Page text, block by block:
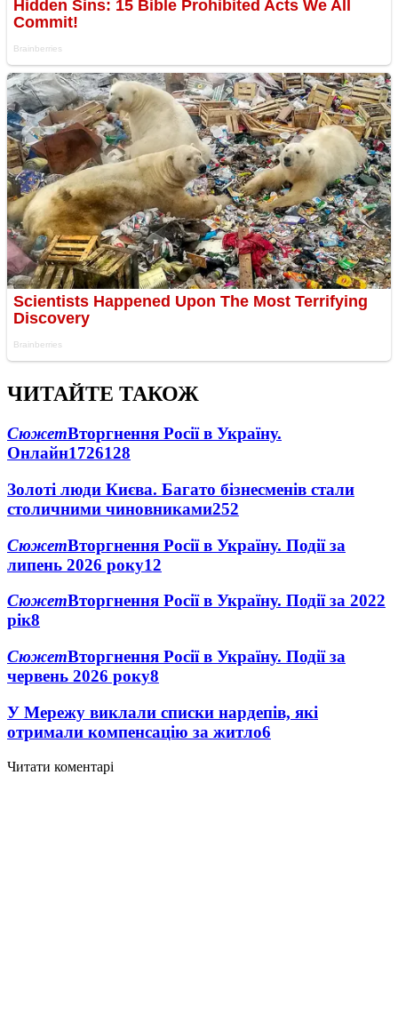
ЧИТАЙТЕ ТАКОЖ
СюжетВторгнення Росії в Україну.
Онлайн1726128
Золоті люди Києва. Багато бізнесменів стали
столичними чиновниками252
СюжетВторгнення Росії в Україну. Події за
липень 2026 року12
СюжетВторгнення Росії в Україну. Події за 2022
рік8
СюжетВторгнення Росії в Україну. Події за
червень 2026 року8
У Мережу виклали списки нардепів, які
отримали компенсацію за житло6
Читати коментарі